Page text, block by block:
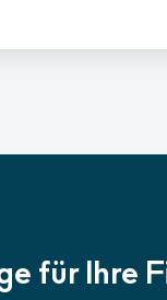
für Ihre